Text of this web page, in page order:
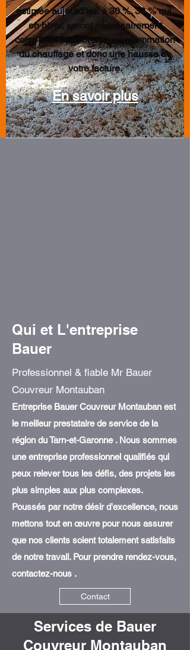
estimée aujourd’hui à 30 %. 30 % qui,
en hiver, seront nécessairement
compensés par une surconsommation
du chauffage et donc une hausse de
votre facture.
En savoir plus
Qui et L'entreprise
Bauer
Professionnel & fiable Mr Bauer
Couvreur Montauban
Entreprise Bauer Couvreur Montauban est
le meilleur prestataire de service de la
région du Tarn-et-Garonne . Nous sommes
une entreprise professionnel qualifiés qui
peux relever tous les défis, des projets les
plus simples aux plus complexes.
Poussés par notre désir d'excellence, nous
mettons tout en œuvre pour nous assurer
que nos clients soient totalement satisfaits
de notre travail. Pour prendre rendez-vous,
contactez-nous .
Contact
Services de Bauer
Couvreur Montauban